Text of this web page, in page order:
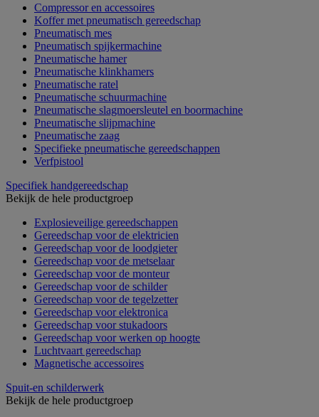
Compressor en accessoires
Koffer met pneumatisch gereedschap
Pneumatisch mes
Pneumatisch spijkermachine
Pneumatische hamer
Pneumatische klinkhamers
Pneumatische ratel
Pneumatische schuurmachine
Pneumatische slagmoersleutel en boormachine
Pneumatische slijpmachine
Pneumatische zaag
Specifieke pneumatische gereedschappen
Verfpistool
Specifiek handgereedschap
Bekijk de hele productgroep
Explosieveilige gereedschappen
Gereedschap voor de elektricien
Gereedschap voor de loodgieter
Gereedschap voor de metselaar
Gereedschap voor de monteur
Gereedschap voor de schilder
Gereedschap voor de tegelzetter
Gereedschap voor elektronica
Gereedschap voor stukadoors
Gereedschap voor werken op hoogte
Luchtvaart gereedschap
Magnetische accessoires
Spuit-en schilderwerk
Bekijk de hele productgroep